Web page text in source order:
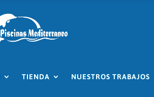
TIENDA NUESTROS TRABAJOS